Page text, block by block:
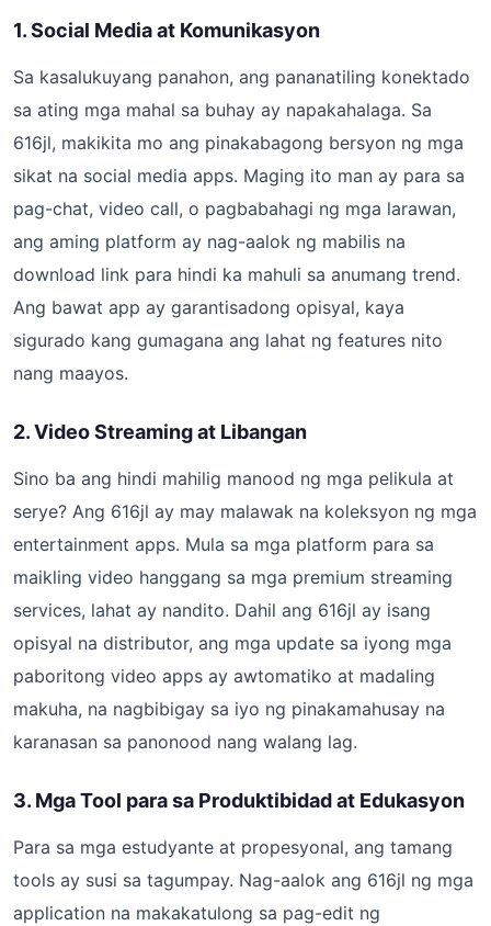
1. Social Media at Komunikasyon
Sa kasalukuyang panahon, ang pananatiling konektado
sa ating mga mahal sa buhay ay napakahalaga. Sa
616jl, makikita mo ang pinakabagong bersyon ng mga
sikat na social media apps. Maging ito man ay para sa
pag-chat, video call, o pagbabahagi ng mga larawan,
ang aming platform ay nag-aalok ng mabilis na
download link para hindi ka mahuli sa anumang trend.
Ang bawat app ay garantisadong opisyal, kaya
sigurado kang gumagana ang lahat ng features nito
nang maayos.
2. Video Streaming at Libangan
Sino ba ang hindi mahilig manood ng mga pelikula at
serye? Ang 616jl ay may malawak na koleksyon ng mga
entertainment apps. Mula sa mga platform para sa
maikling video hanggang sa mga premium streaming
services, lahat ay nandito. Dahil ang 616jl ay isang
opisyal na distributor, ang mga update sa iyong mga
paboritong video apps ay awtomatiko at madaling
makuha, na nagbibigay sa iyo ng pinakamahusay na
karanasan sa panonood nang walang lag.
3. Mga Tool para sa Produktibidad at Edukasyon
Para sa mga estudyante at propesyonal, ang tamang
tools ay susi sa tagumpay. Nag-aalok ang 616jl ng mga
application na makakatulong sa pag-edit ng